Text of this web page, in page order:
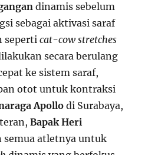
dinamis sebelum
sebagai aktivasi saraf
seperticat-cow stretches
secara berulang
ke sistem saraf,
otot untuk kontraksi
Apollo di Surabaya,
Bapak Heri
semua atletnya untuk